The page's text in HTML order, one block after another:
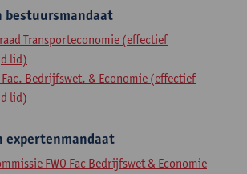
bestuursmandaat
Transporteconomie (effectief
lid)
Bedrijfswet. & Economie (effectief
lid)
expertenmandaat
FWO Fac Bedrijfswet & Economie